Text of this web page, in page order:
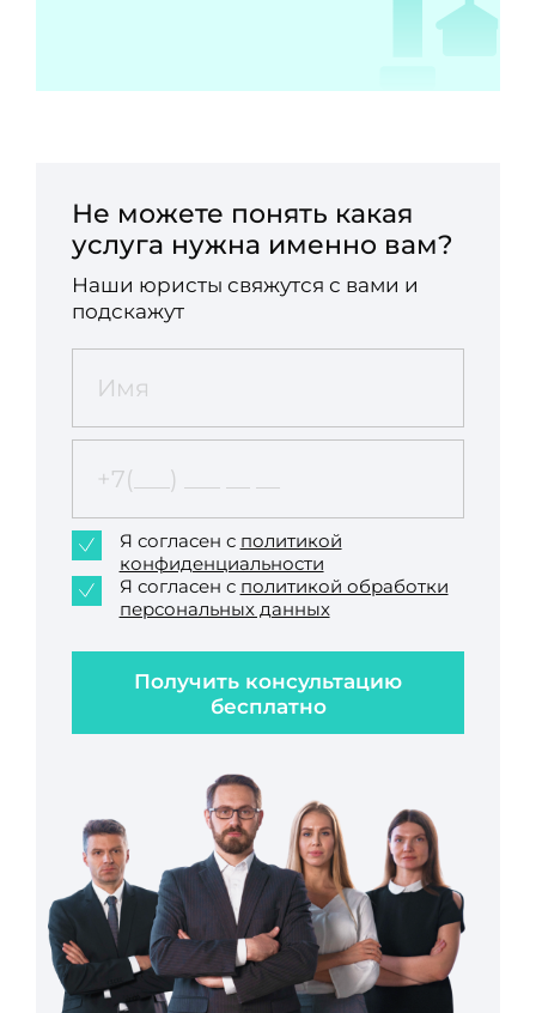
Не можете понять какая
услуга нужна именно вам?
Наши юристы свяжутся с вами и
подскажут
Получить консультацию
бесплатно
Я согласен с политикой
конфиденциальности
Я согласен с политикой обработки
персональных данных